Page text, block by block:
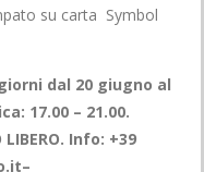
su carta Symbol
dal 20 giugno al
17.00 – 21.00.
Info: +39
–